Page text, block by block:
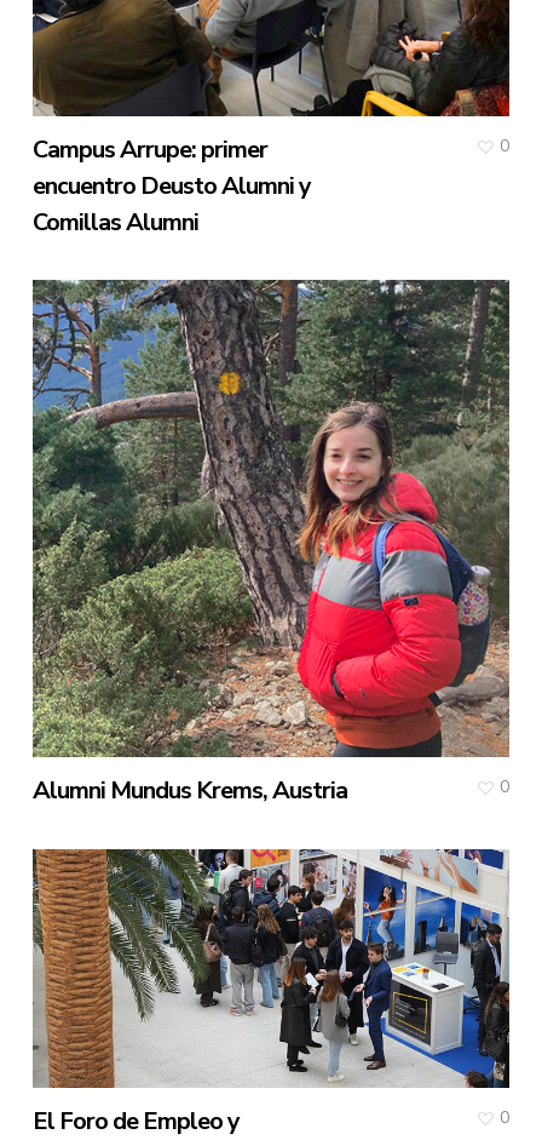
Campus Arrupe: primer
encuentro Deusto Alumni y
Comillas Alumni
0
Alumni Mundus Krems, Austria 0
El Foro de Empleo y
0